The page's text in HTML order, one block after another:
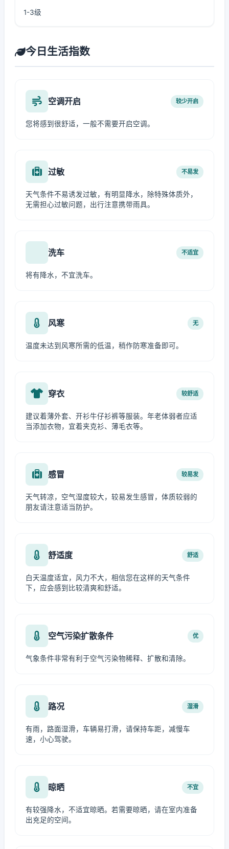
1-3级
今日生活指数
空调开启 较少开启
您将感到很舒适，一般不需要开启空调。
过敏 不易发
天气条件不易诱发过敏，有明显降水，除特殊体质外，
无需担心过敏问题，出行注意携带雨具。
洗车 不适宜
将有降水，不宜洗车。
风寒 无
温度未达到风寒所需的低温，稍作防寒准备即可。
穿衣 较舒适
建议着薄外套、开衫牛仔衫裤等服装。年老体弱者应适
当添加衣物，宜着夹克衫、薄毛衣等。
感冒 较易发
天气转凉，空气湿度较大，较易发生感冒，体质较弱的
朋友请注意适当防护。
舒适度 舒适
白天温度适宜，风力不大，相信您在这样的天气条件
下，应会感到比较清爽和舒适。
空气污染扩散条件 优
气象条件非常有利于空气污染物稀释、扩散和清除。
路况 湿滑
有雨，路面湿滑，车辆易打滑，请保持车距，减慢车
速，小心驾驶。
晾晒 不宜
有较强降水，不适宜晾晒。若需要晾晒，请在室内准备
出充足的空间。